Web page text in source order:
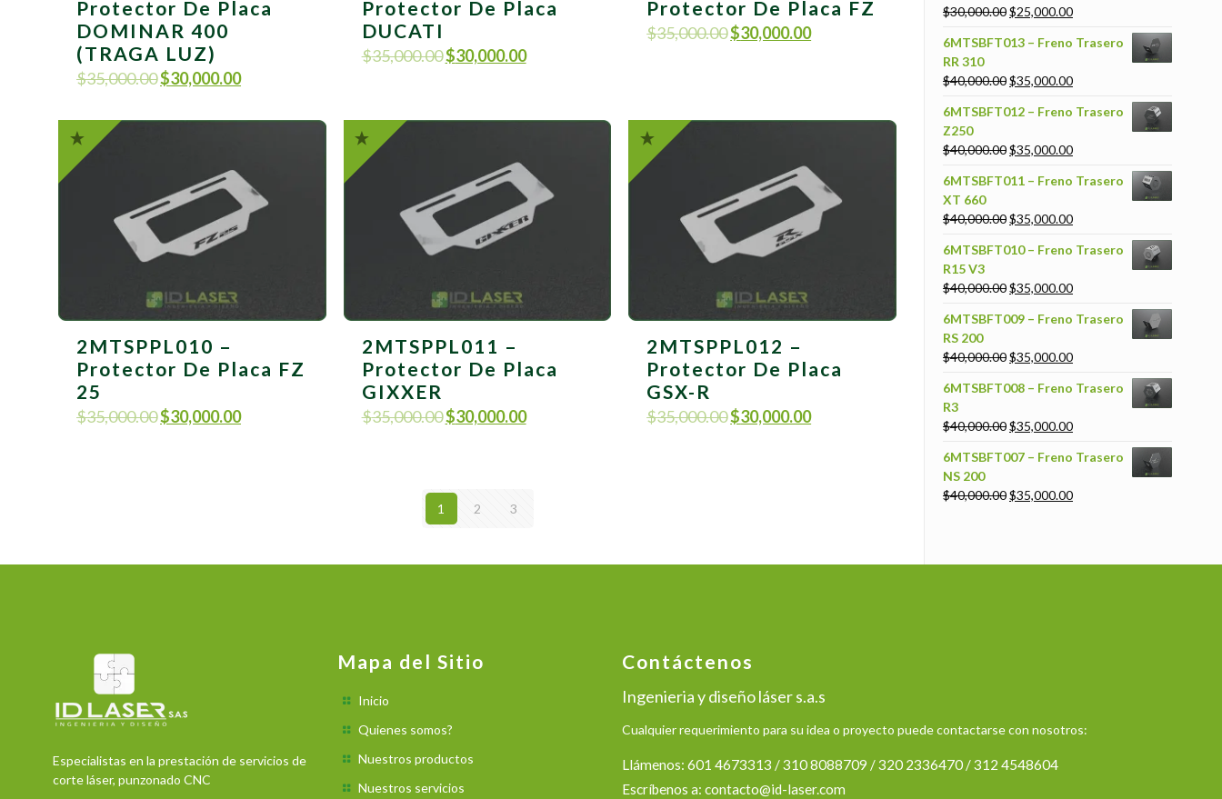
Protector De Placa
DOMINAR 400
(TRAGA LUZ)
$35,000.00$30,000.00
Protector De Placa
DUCATI
$35,000.00$30,000.00
Protector De Placa FZ
$35,000.00$30,000.00
2MTSPPL010 –
Protector De Placa FZ
25
$35,000.00$30,000.00
2MTSPPL011 –
Protector De Placa
GIXXER
$35,000.00$30,000.00
2MTSPPL012 –
Protector De Placa
GSX-R
$35,000.00$30,000.00
1 2 3
$30,000.00$25,000.00
6MTSBFT013 – Freno Trasero
RR 310
$40,000.00$35,000.00
6MTSBFT012 – Freno Trasero
Z250
$40,000.00$35,000.00
6MTSBFT011 – Freno Trasero
XT 660
$40,000.00$35,000.00
6MTSBFT010 – Freno Trasero
R15 V3
$40,000.00$35,000.00
6MTSBFT009 – Freno Trasero
RS 200
$40,000.00$35,000.00
6MTSBFT008 – Freno Trasero
R3
$40,000.00$35,000.00
6MTSBFT007 – Freno Trasero
NS 200
$40,000.00$35,000.00
Especialistas en la prestación de servicios de
corte láser, punzonado CNC
Mapa del Sitio
Inicio
Quienes somos?
Nuestros productos
Nuestros servicios
Contáctenos
Ingenieria y diseño láser s.a.s
Cualquier requerimiento para su idea o proyecto puede contactarse con nosotros:
Llámenos: 601 4673313 / 310 8088709 / 320 2336470 / 312 4548604
Escríbenos a:contacto@id-laser.com